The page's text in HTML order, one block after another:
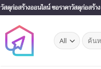
วัสดุก่อสร้างออนไลน์ ขอราคาวัสดุก่อสร้าง
Search
for: